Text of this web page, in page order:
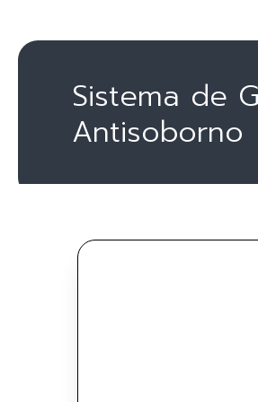
Sistema de
Antisoborno